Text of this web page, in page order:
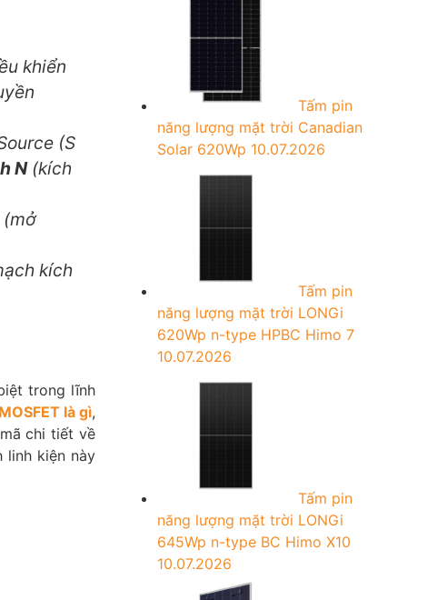
khiển
(S
N(kích
(mở
kích
trong lĩnh
MOSFET là gì,
chi tiết về
linh kiện này
Tấm pin
năng lượng mặt trời Canadian
Solar 620Wp 10.07.2026
Tấm pin
năng lượng mặt trời LONGi
620Wp n-type HPBC Himo 7
10.07.2026
Tấm pin
năng lượng mặt trời LONGi
645Wp n-type BC Himo X10
10.07.2026